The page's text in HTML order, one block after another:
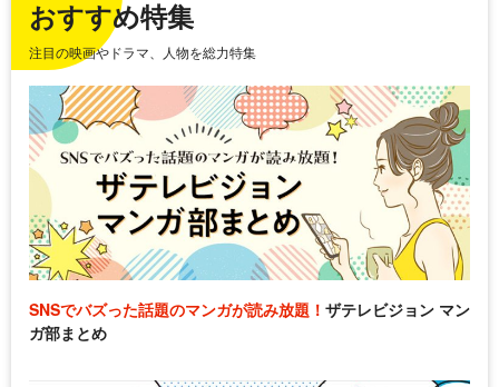
おすすめ特集
注目の映画やドラマ、人物を総力特集
SNSでバズった話題のマンガが読み放題！ ザテレビジョン マン
ガ部まとめ